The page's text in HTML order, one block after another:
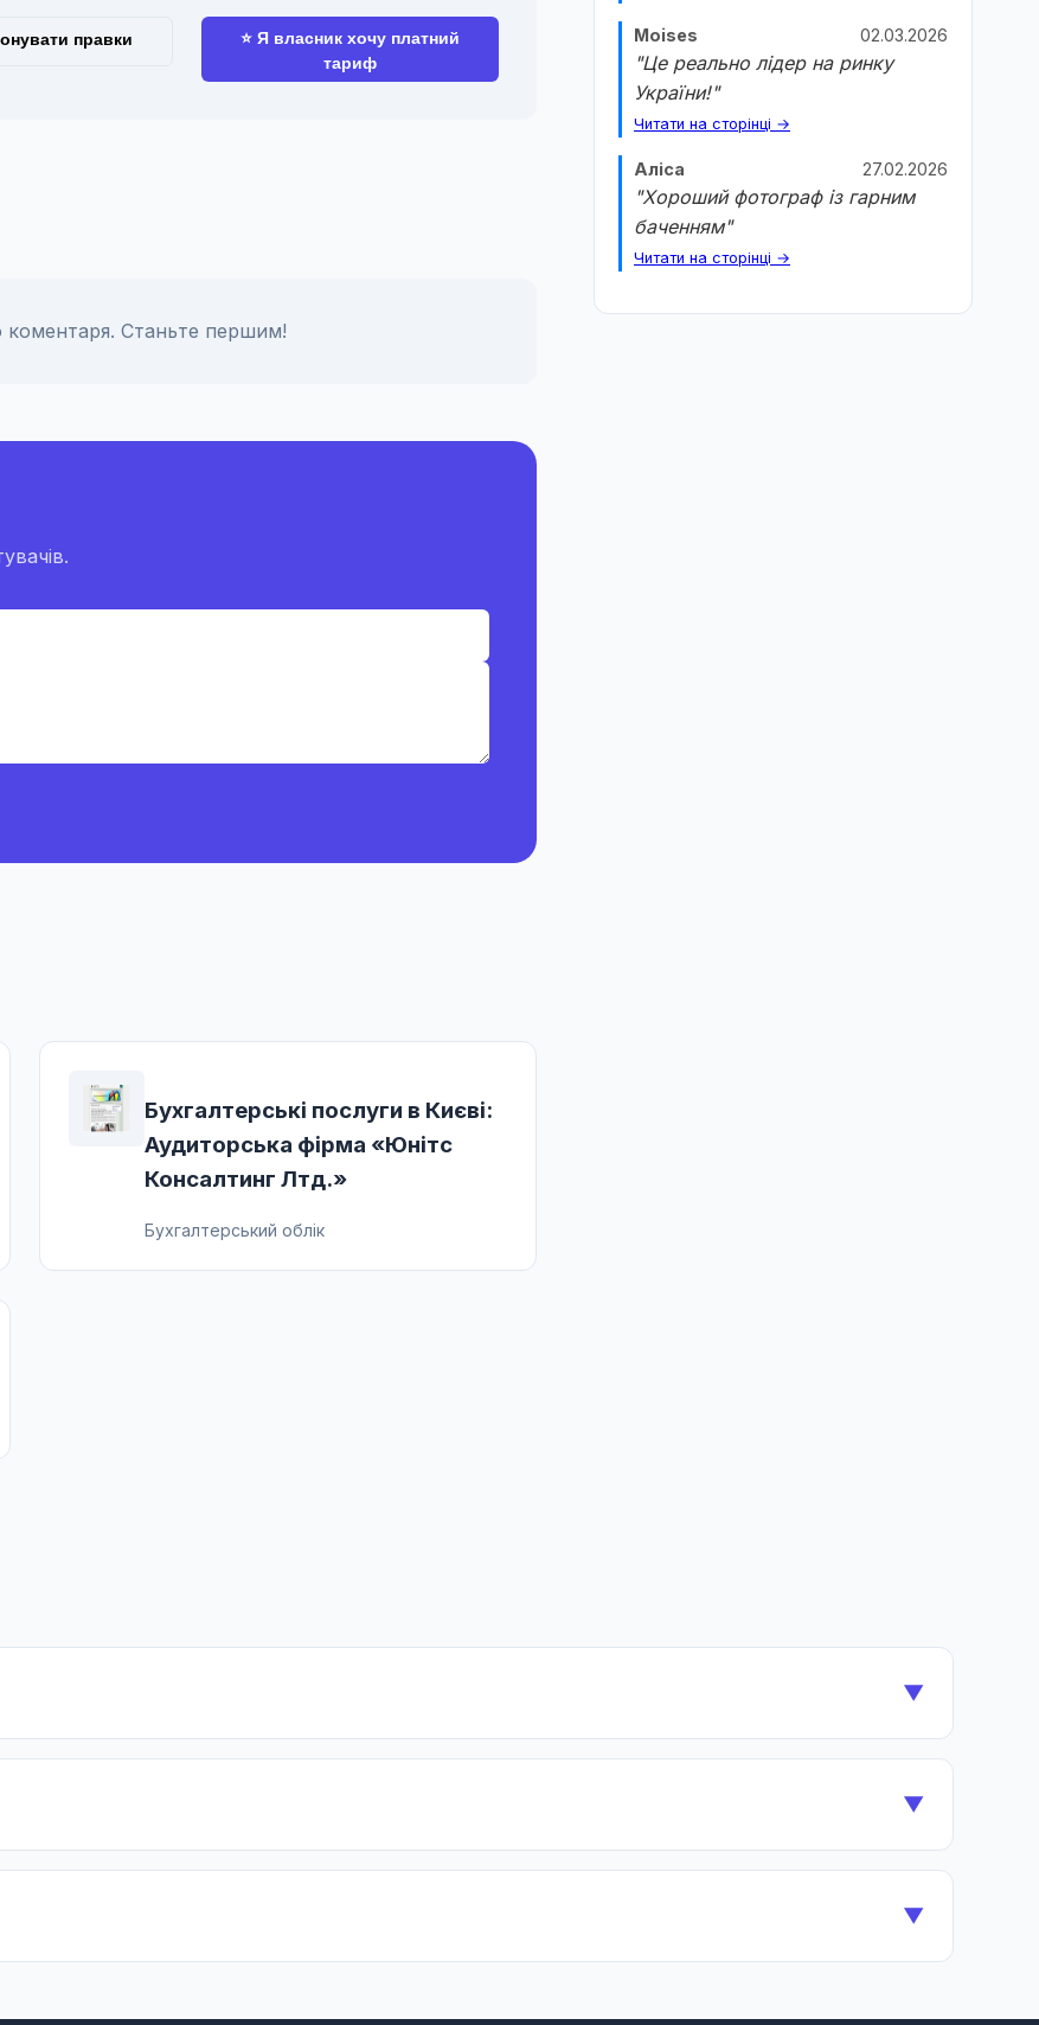
правки
⭐ Я власник хочу платний
тариф
Станьте першим!
Бухгалтерські послуги в Києві:
Аудиторська фірма «Юнітс
Консалтинг Лтд.»
Бухгалтерський облік
Moises 02.03.2026
"Це реально лідер на ринку
України!"
Читати на сторінці →
Аліса 27.02.2026
"Хороший фотограф із гарним
баченням"
Читати на сторінці →
▼
▼
▼